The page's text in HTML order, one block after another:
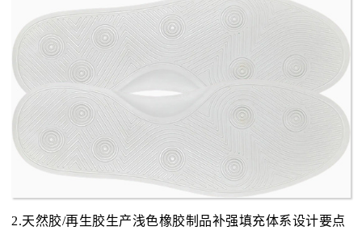
2.天然胶/再生胶生产浅色橡胶制品补强填充体系设计要点